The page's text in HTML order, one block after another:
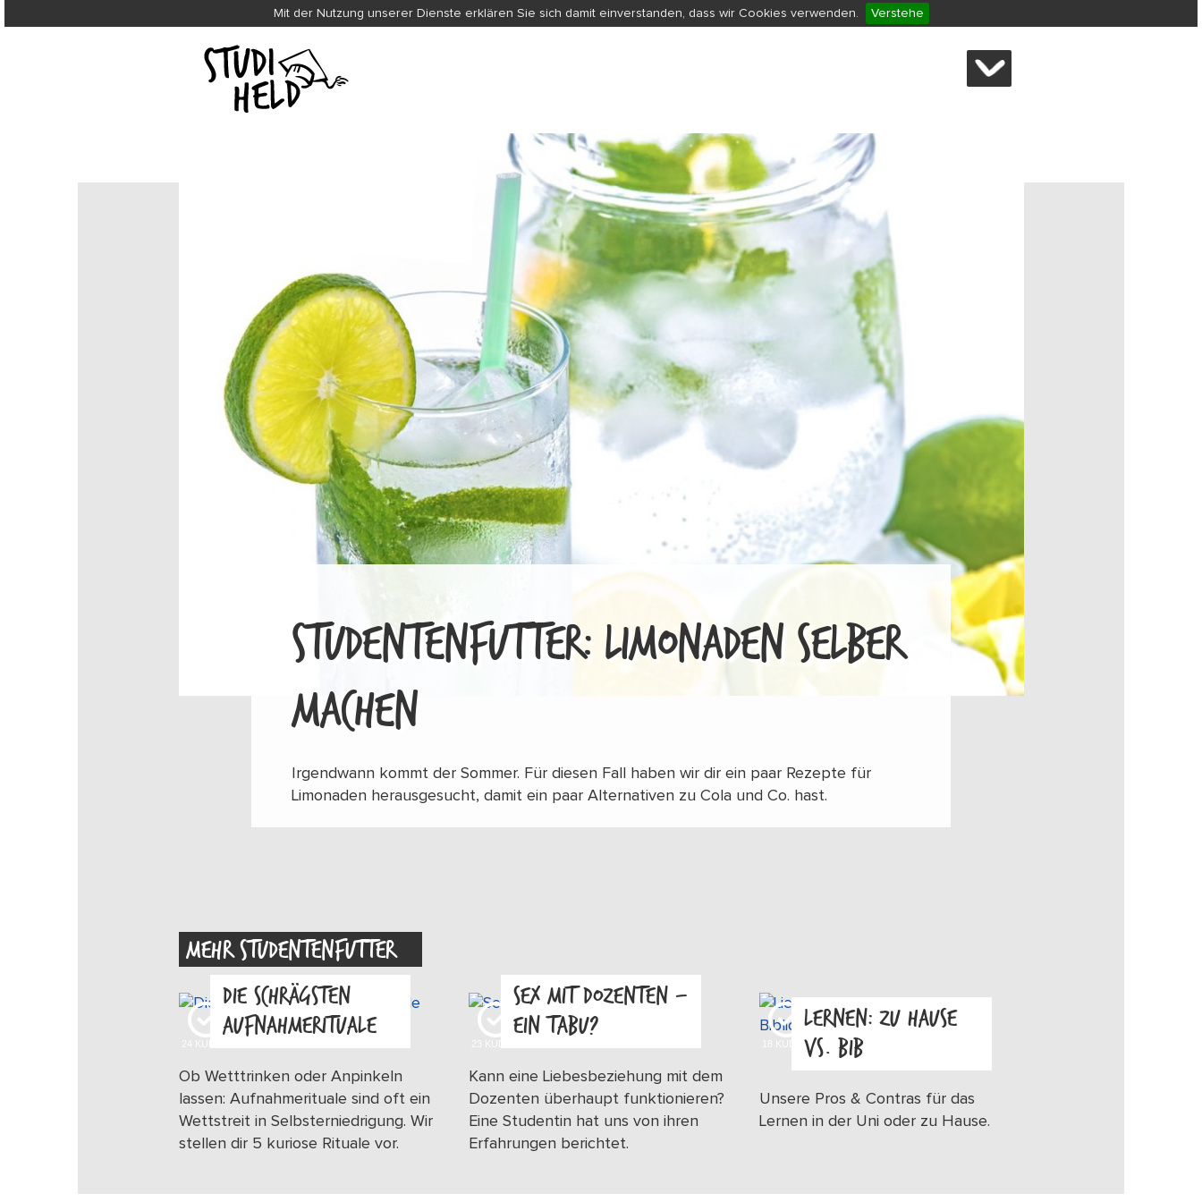
Mit der Nutzung unserer Dienste erklären Sie sich damit einverstanden, dass wir Cookies verwenden. Verstehe
STUDENTENFUTTER: LIMONADEN SELBER
MACHEN
Irgendwann kommt der Sommer. Für diesen Fall haben wir dir ein paar Rezepte für
Limonaden herausgesucht, damit ein paar Alternativen zu Cola und Co. hast.
MEHR STUDENTENFUTTER
DIE SCHRÄGSTEN
AUFNAHMERITUALE
Ob Wetttrinken oder Anpinkeln
lassen: Aufnahmerituale sind oft ein
Wettstreit in Selbsterniedrigung. Wir
stellen dir 5 kuriose Rituale vor.
SEX MIT DOZENTEN –
EIN TABU?
Kann eine Liebesbeziehung mit dem
Dozenten überhaupt funktionieren?
Eine Studentin hat uns von ihren
Erfahrungen berichtet.
KUDOS
LERNEN: ZU HAUSE
VS. BIB
Unsere Pros & Contras für das
Lernen in der Uni oder zu Hause.